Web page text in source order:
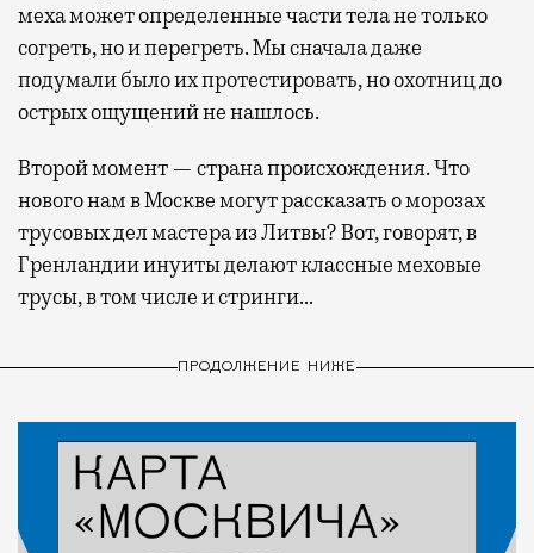
меха может определенные части тела не только
согреть, но и перегреть. Мы сначала даже
подумали было их протестировать, но охотниц до
острых ощущений не нашлось.
Второй момент — страна происхождения. Что
нового нам в Москве могут рассказать о морозах
трусовых дел мастера из Литвы? Вот, говорят, в
Гренландии инуиты делают классные меховые
трусы, в том числе и стринги…
ПРОДОЛЖЕНИЕ НИЖЕ